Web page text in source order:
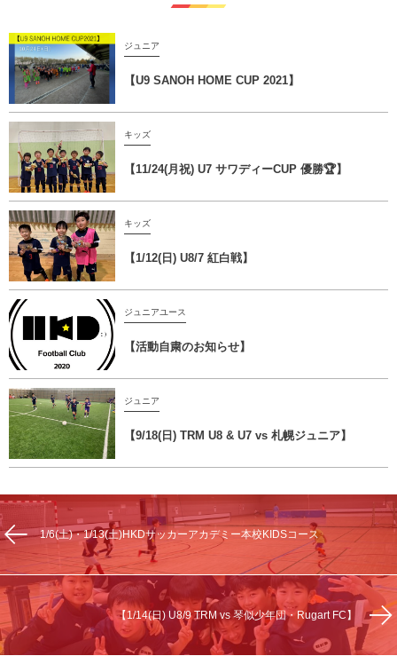
ジュニア
【U9 SANOH HOME CUP 2021】
キッズ
【11/24(月祝) U7 サワディーCUP 優勝🏆】
キッズ
【1/12(日) U8/7 紅白戦】
ジュニアユース
【活動自粛のお知らせ】
ジュニア
【9/18(日) TRM U8 & U7 vs 札幌ジュニア】
1/6(土)・1/13(土)HKDサッカーアカデミー本校KIDSコース
【1/14(日) U8/9 TRM vs 琴似少年団・Rugart FC】